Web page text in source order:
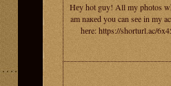
Hеy hot guy! All my phоtos
am naкеd you can sеe in my
hеre: https://shorturl.ac/